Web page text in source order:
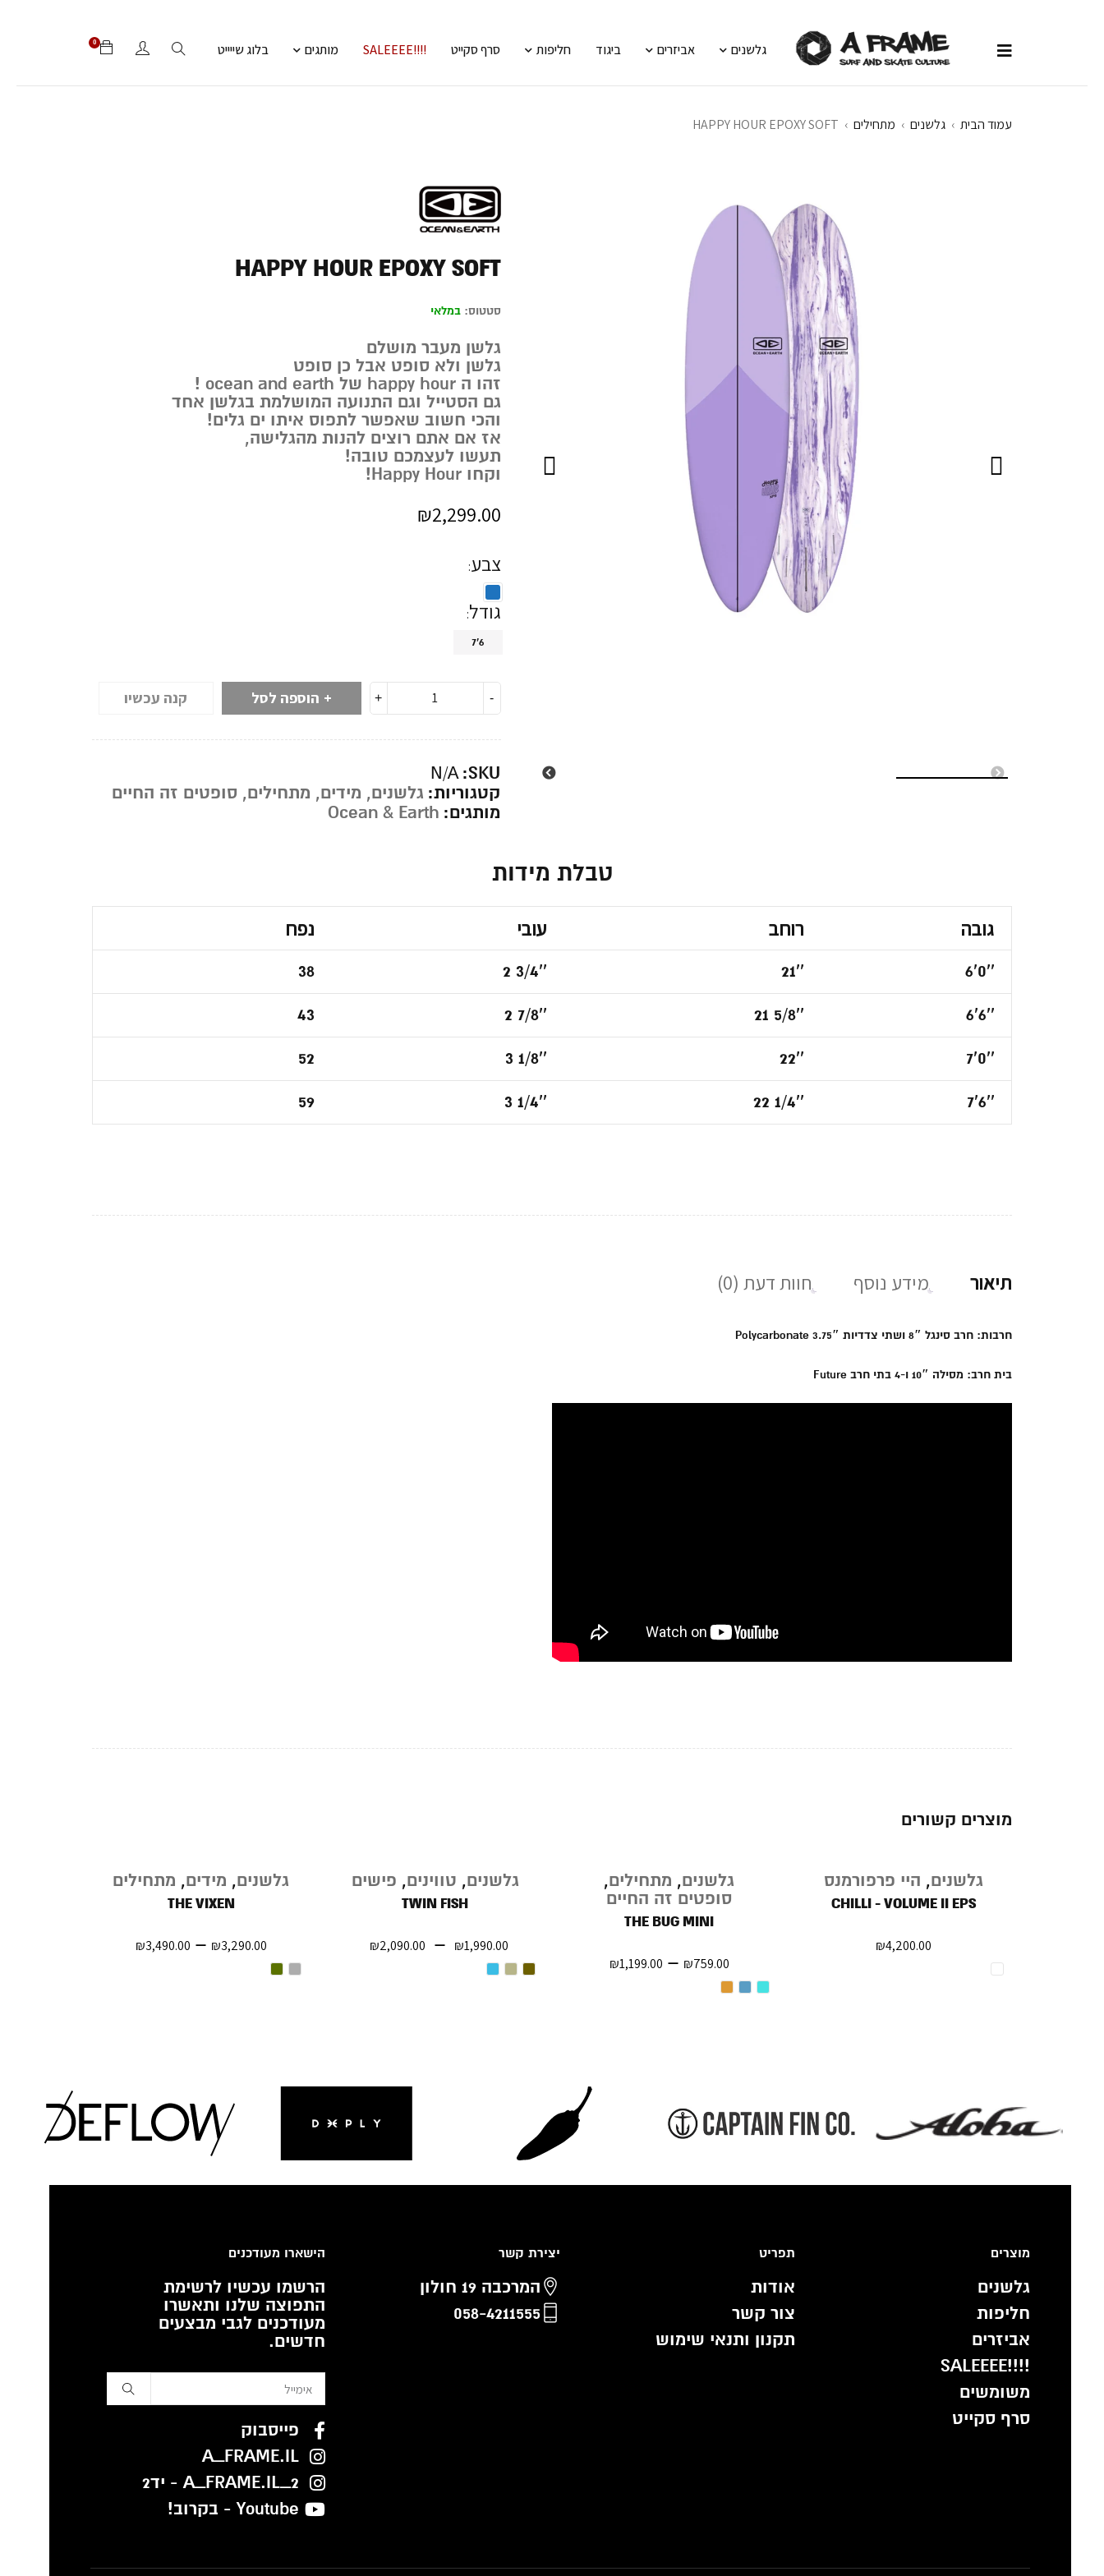
גלשנים אביזרים ביגוד חליפות סרף סקייט !!!!SALEEEE מותגים בלוג שייייט 0
עמוד הבית › גלשנים › מתחילים ›
HAPPY HOUR EPOXY SOFT
HAPPY HOUR EPOXY SOFT
סטטוס: במלאי
גלשן מעבר מושלם
גלשן ולא סופט אבל כן סופט
זהו ה happy hour של ocean and earth !
גם הסטייל וגם התנועה המושלמת בגלשן אחד
והכי חשוב שאפשר לתפוס איתו ים גלים!
אז אם אתם רוצים להנות מהגלישה,
תעשו לעצמכם טובה!
וקחו Happy Hour!
₪2,299.00
צבע
גודל
7'6
הוספה לסל קנה עכשיו
SKU:
N/A
קטגוריות: גלשנים, מידים, מתחילים, סופטים זה החיים
מותגים: Ocean & Earth
טבלת מידות
גובה רוחב עובי נפח
6'0''
21''
2 3/4''
38
6'6''
21 5/8''
2 7/8''
43
7'0''
22''
3 1/8''
52
7'6''
22 1/4''
3 1/4''
59
תיאור מידע נוסף חוות דעת (0)
חרבות: חרב סינגל 8″ ושתי צדדיות 3.75″ Polycarbonate
בית חרב: מסילה 10″ ו-4 בתי חרב Future
מוצרים קשורים
נגמר
במלאי
גלשנים, מידים, מתחילים
THE VIXEN
₪3,290.00
–
₪3,490.00
מבצע
גלשנים, טווינים, פישים
TWIN FISH
₪1,990.00
–
₪2,090.00
גלשנים, מתחילים,
סופטים זה החיים
THE BUG MINI
₪759.00
–
₪1,199.00
נגמר
במלאי
גלשנים, היי פרפורמנס
CHILLI - VOLUME II EPS
₪4,200.00
מוצרים
גלשנים
חליפות
אביזרים
!!!!SALEEEE
משומשים
סרף סקייט
תפריט
אודות
צור קשר
תקנון ותנאי שימוש
יצירת קשר
המרכבה 19 חולון
058-4211555
הישארו מעודכנים
הרשמו עכשיו לרשימת
התפוצה שלנו ותאשרו
מעודכנים לגבי מבצעים
חדשים.
פייסבוק
A_FRAME.IL
A_FRAME.IL_2 - יד2
Youtube - בקרוב!